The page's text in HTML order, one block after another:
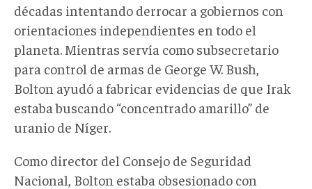
décadas intentando derrocar a gobiernos con
orientaciones independientes en todo el
planeta. Mientras servía como subsecretario
para control de armas de George W. Bush,
Bolton ayudó a fabricar evidencias de que Irak
estaba buscando “concentrado amarillo” de
uranio de Níger.
Como director del Consejo de Seguridad
Nacional, Bolton estaba obsesionado con